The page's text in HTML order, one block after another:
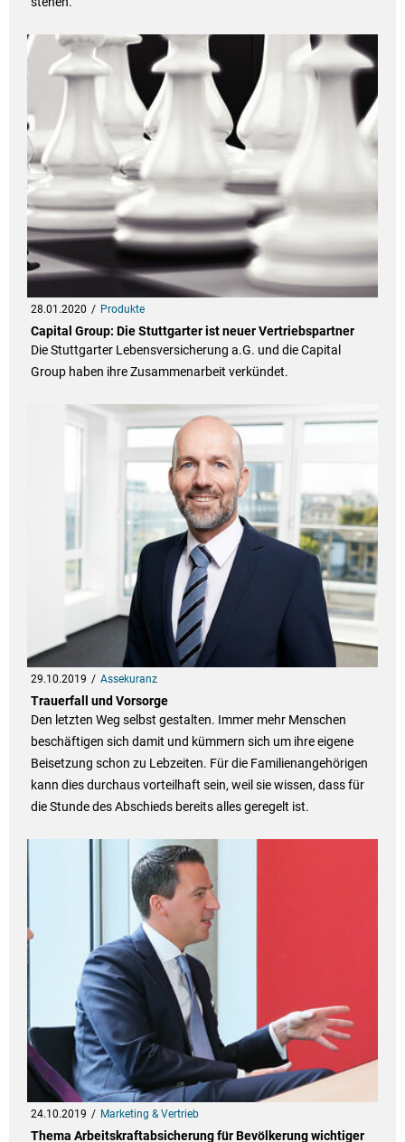
28.01.2020 Produkte
Capital Group: Die Stuttgarter ist neuer Vertriebspartner
Die Stuttgarter Lebensversicherung a.G. und die Capital
Group haben ihre Zusammenarbeit verkündet.
29.10.2019 Assekuranz
Trauerfall und Vorsorge
Den letzten Weg selbst gestalten. Immer mehr Menschen
beschäftigen sich damit und kümmern sich um ihre eigene
Beisetzung schon zu Lebzeiten. Für die Familienangehörigen
kann dies durchaus vorteilhaft sein, weil sie wissen, dass für
die Stunde des Abschieds bereits alles geregelt ist.
24.10.2019 Marketing & Vertrieb
Thema Arbeitskraftabsicherung für Bevölkerung wichtiger